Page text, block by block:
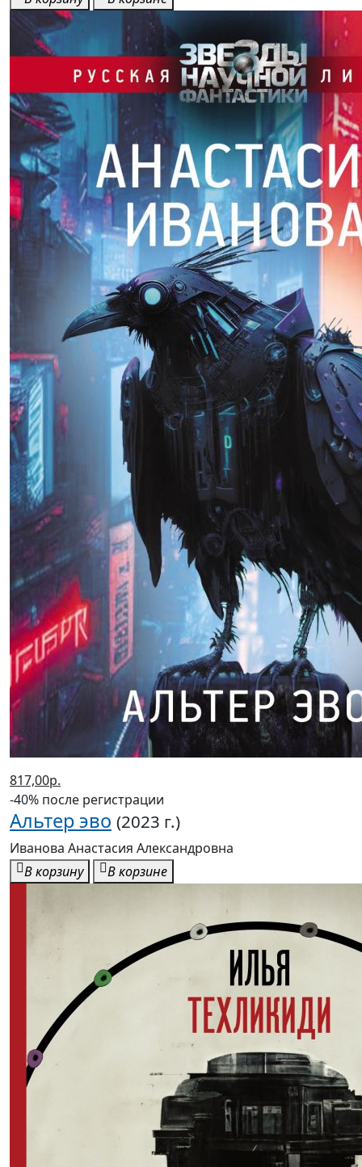
817,00р.
-40% после регистрации
Альтер эво (2023 г.)
Иванова Анастасия Александровна
В корзину
В корзине